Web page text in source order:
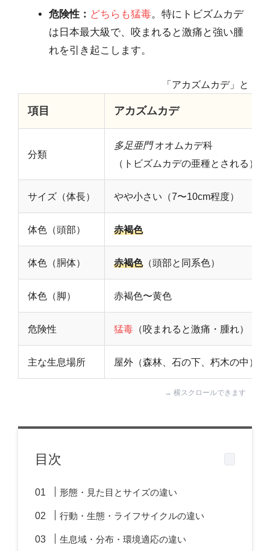
危険性： どちらも猛毒。特にトビズムカデ
は日本最大級で、咬まれると激痛と強い腫
れを引き起こします。
「アカズムカデ」と「
項目 アカズムカデ
分類
多足亜門オオムカデ科
（トビズムカデの亜種とされる）
サイズ（体長） やや小さい（7〜10cm程度）
体色（頭部） 赤褐色
体色（胴体） 赤褐色（頭部と同系色）
体色（脚） 赤褐色〜黄色
危険性 猛毒 （咬まれると激痛・腫れ）
主な生息場所 屋外（森林、石の下、朽木の中）
目次
形態・見た目とサイズの違い
行動・生態・ライフサイクルの違い
生息域・分布・環境適応の違い